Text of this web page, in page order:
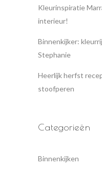
Kleurinspiratie
interieur!
Binnenkijker:
Stephanie
Heerlijk herfst
stoofperen
Categorieën
Binnenkijken